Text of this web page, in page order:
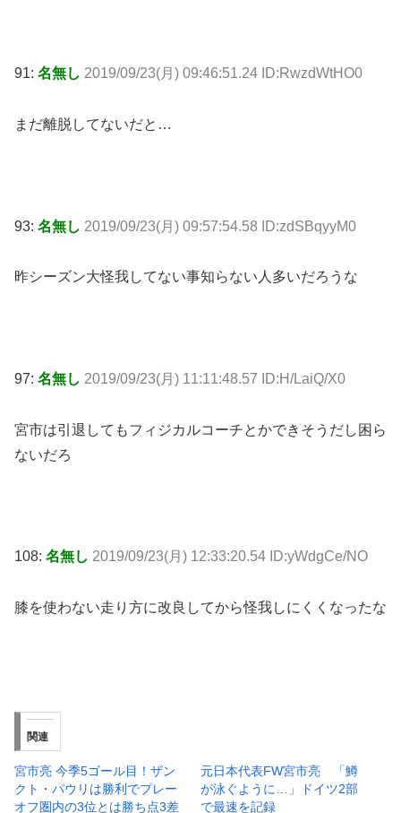
91: 名無し 2019/09/23(月) 09:46:51.24 ID:RwzdWtHO0
まだ離脱してないだと…
93: 名無し 2019/09/23(月) 09:57:54.58 ID:zdSBqyyM0
昨シーズン大怪我してない事知らない人多いだろうな
97: 名無し 2019/09/23(月) 11:11:48.57 ID:H/LaiQ/X0
宮市は引退してもフィジカルコーチとかできそうだし困ら
ないだろ
108: 名無し 2019/09/23(月) 12:33:20.54 ID:yWdgCe/NO
膝を使わない走り方に改良してから怪我しにくくなったな
関連
宮市亮 今季5ゴール目！ザン
クト・パウリは勝利でプレー
オフ圏内の3位とは勝ち点3差
元日本代表FW宮市亮 「鱒
が泳ぐように…」ドイツ2部
で最速を記録